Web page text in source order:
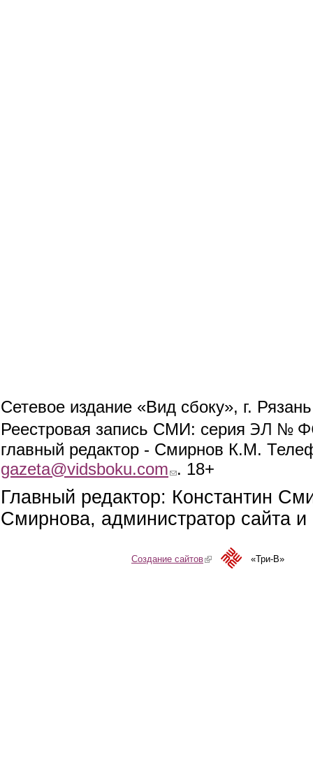
Сетевое издание «Вид сбоку», г.
Реестровая запись СМИ: серия ЭЛ №
главный редактор - Смирнов К.М.
gazeta@vidsboku.com (link sends e-mail)
. 18+
Главный редактор: Константин
Смирнова, администратор сайта
Создание сайтов(link is external)«Три-В»